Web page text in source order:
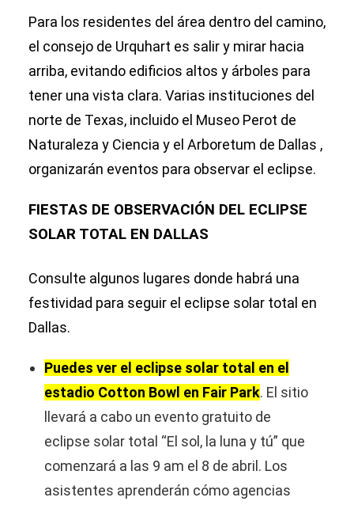
Para los residentes del área dentro del camino,
el consejo de Urquhart es salir y mirar hacia
arriba, evitando edificios altos y árboles para
tener una vista clara. Varias instituciones del
norte de Texas, incluido el Museo Perot de
Naturaleza y Ciencia y el Arboretum de Dallas ,
organizarán eventos para observar el eclipse.
FIESTAS DE OBSERVACIÓN DEL ECLIPSE
SOLAR TOTAL EN DALLAS
Consulte algunos lugares donde habrá una
festividad para seguir el eclipse solar total en
Dallas.
Puedes ver el eclipse solar total en el
estadio Cotton Bowl en Fair Park. El sitio
llevará a cabo un evento gratuito de
eclipse solar total “El sol, la luna y tú” que
comenzará a las 9 am el 8 de abril. Los
asistentes aprenderán cómo agencias